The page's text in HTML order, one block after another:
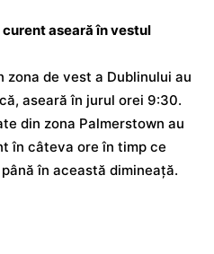
aseară în vestul
zona de vest a Dublinului au
aseară în jurul orei 9:30.
din zona Palmerstown au
în câteva ore în timp ce
în această dimineață.